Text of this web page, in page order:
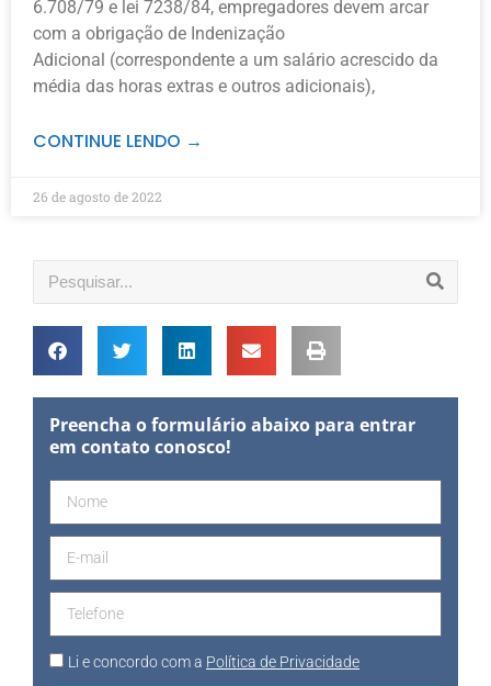
6.708/79 e lei 7238/84, empregadores devem arcar
com a obrigação de Indenização
Adicional (correspondente a um salário acrescido da
média das horas extras e outros adicionais),
CONTINUE LENDO →
26 de agosto de 2022
Preencha o formulário abaixo para entrar
em contato conosco!
Li e concordo com a Política de Privacidade